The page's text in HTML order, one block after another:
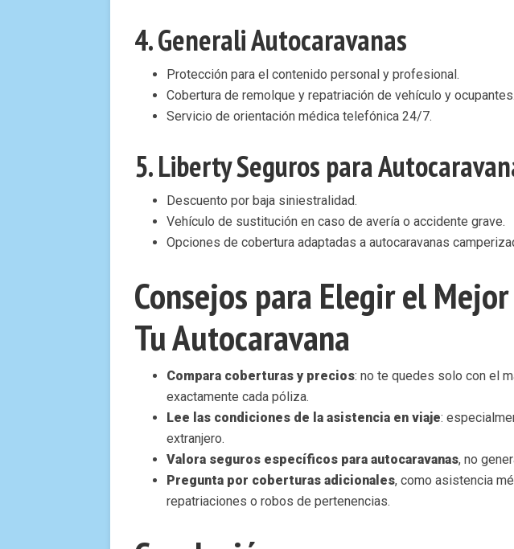
4.Generali Autocaravanas
Protección para el contenido personal y profesional.
Cobertura de remolque y repatriación de vehículo y ocupantes.
Servicio de orientación médica telefónica 24/7.
5.Liberty Seguros para
Descuento por baja siniestralidad.
Vehículo de sustitución en caso de avería o accidente grave.
Opciones de cobertura adaptadas a autocaravanas
Consejos para Elegir el
Tu Autocaravana
Compara coberturas y precios: no te quedes solo con el
exactamente cada póliza.
Lee las condiciones de la asistencia en viaje:
extranjero.
Valora seguros específicos para autocaravanas, no
Pregunta por coberturas adicionales, como asistencia
repatriaciones o robos de pertenencias.